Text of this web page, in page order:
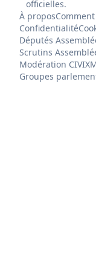
officielles.
À propos
Confidentialité
Députés
Scrutins
Modération CIVIX
Groupes